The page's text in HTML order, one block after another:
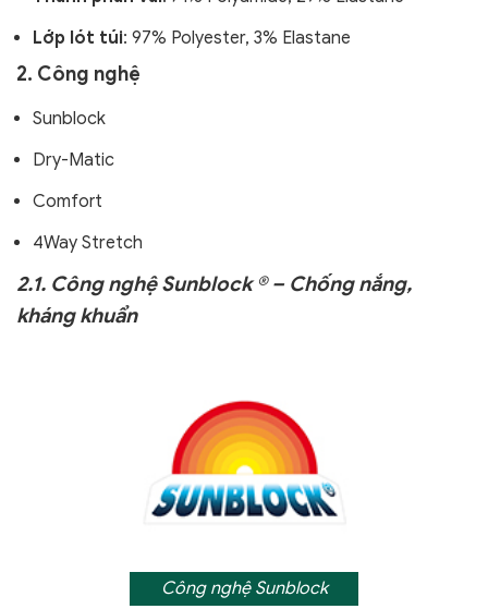
Lớp lót túi: 97% Polyester, 3% Elastane
2. Công nghệ
Sunblock
Dry-Matic
Comfort
4Way Stretch
2.1. Công nghệ Sunblock ® – Chống nắng,
kháng khuẩn
Công nghệ Sunblock